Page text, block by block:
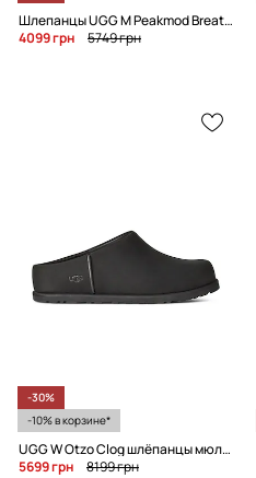
Шлепанцы UGG M Peakmod Breathe
4099 грн
5749 грн
-30%
-10% в корзине*
UGG W Otzo Clog шлёпанцы мюли для женщин кожаные
5699 грн
8199 грн